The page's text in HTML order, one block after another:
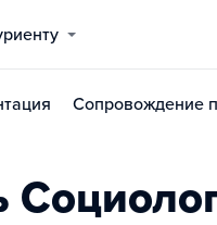
Сопровождение